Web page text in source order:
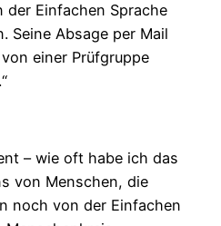
der Einfachen Sprache
Seine Absage per Mail
einer Prüfgruppe
– wie oft habe ich das
von Menschen, die
noch von der Einfachen